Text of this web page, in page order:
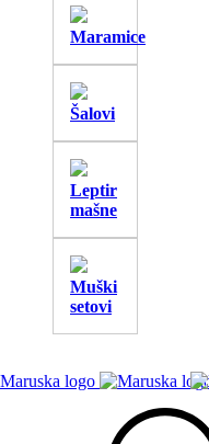
Maramice
Šalovi
Leptir
mašne
Muški
setovi